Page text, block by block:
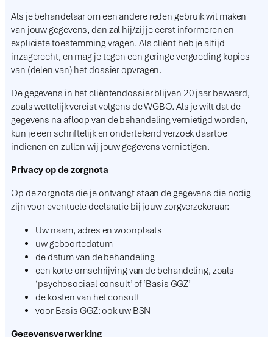
Als je behandelaar om een andere reden gebruik wil maken
van jouw gegevens, dan zal hij/zij je eerst informeren en
expliciete toestemming vragen. Als cliënt heb je altijd
inzagerecht, en mag je tegen een geringe vergoeding kopies
van (delen van) het dossier opvragen.
De gegevens in het cliëntendossier blijven 20 jaar bewaard,
zoals wettelijk vereist volgens de WGBO. Als je wilt dat de
gegevens na afloop van de behandeling vernietigd worden,
kun je een schriftelijk en ondertekend verzoek daartoe
indienen en zullen wij jouw gegevens vernietigen.
Privacy op de zorgnota
Op de zorgnota die je ontvangt staan de gegevens die nodig
zijn voor eventuele declaratie bij jouw zorgverzekeraar:
Uw naam, adres en woonplaats
uw geboortedatum
de datum van de behandeling
een korte omschrijving van de behandeling, zoals
‘psychosociaal consult’ of ‘Basis GGZ’
de kosten van het consult
voor Basis GGZ: ook uw BSN
Gegevensverwerking